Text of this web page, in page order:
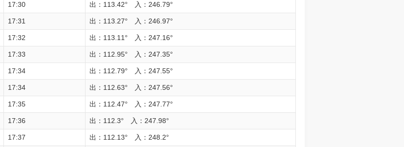
17:30 出：113.42° 入：246.79°
17:31 出：113.27° 入：246.97°
17:32 出：113.11° 入：247.16°
17:33 出：112.95° 入：247.35°
17:34 出：112.79° 入：247.55°
17:34 出：112.63° 入：247.56°
17:35 出：112.47° 入：247.77°
17:36 出：112.3° 入：247.98°
17:37 出：112.13° 入：248.2°